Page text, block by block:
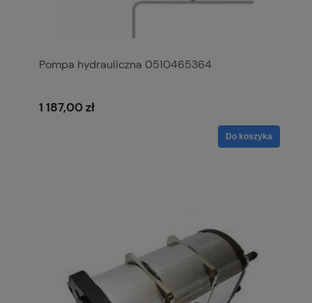
Pompa hydrauliczna 0510465364
1 187,00 zł
Do koszyka